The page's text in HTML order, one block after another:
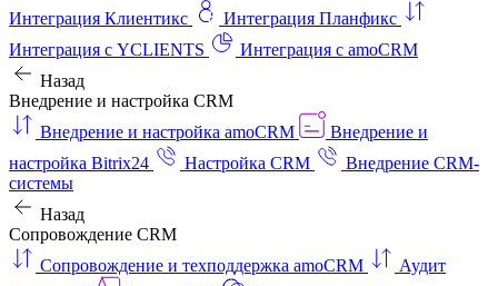
Интеграция Клиентикс
Интеграция Планфикс
Интеграция с YCLIENTS
Интеграция с amoCRM
Назад
Внедрение и настройка CRM
Внедрение и настройка amoCRM
Внедрение и
настройка Bitrix24
Настройка CRM
Внедрение CRM-
системы
Назад
Сопровождение CRM
Сопровождение и техподдержка amoCRM
Аудит